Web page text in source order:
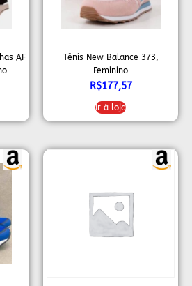
AF
Tênis New Balance 373,
Feminino
R$177,57
Ir à loja